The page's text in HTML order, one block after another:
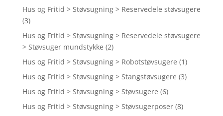
Hus og Fritid > Støvsugning > Reservedele støvsugere
(3)
Hus og Fritid > Støvsugning > Reservedele støvsugere
> Støvsuger mundstykke (2)
Hus og Fritid > Støvsugning > Robotstøvsugere (1)
Hus og Fritid > Støvsugning > Stangstøvsugere (3)
Hus og Fritid > Støvsugning > Støvsugere (6)
Hus og Fritid > Støvsugning > Støvsugerposer (8)